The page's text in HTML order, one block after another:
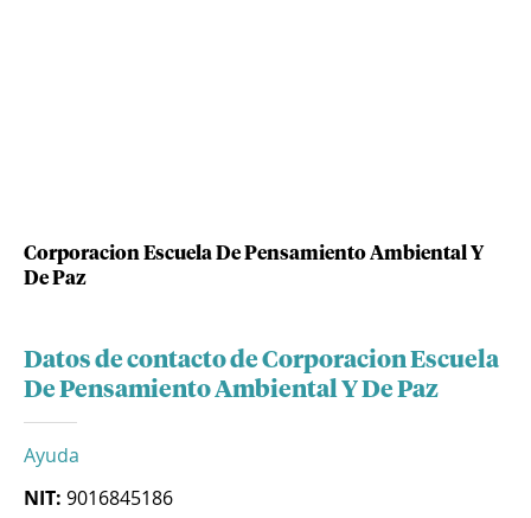
Corporacion Escuela De Pensamiento Ambiental Y
De Paz
Datos de contacto de Corporacion Escuela
De Pensamiento Ambiental Y De Paz
Ayuda
NIT: 9016845186